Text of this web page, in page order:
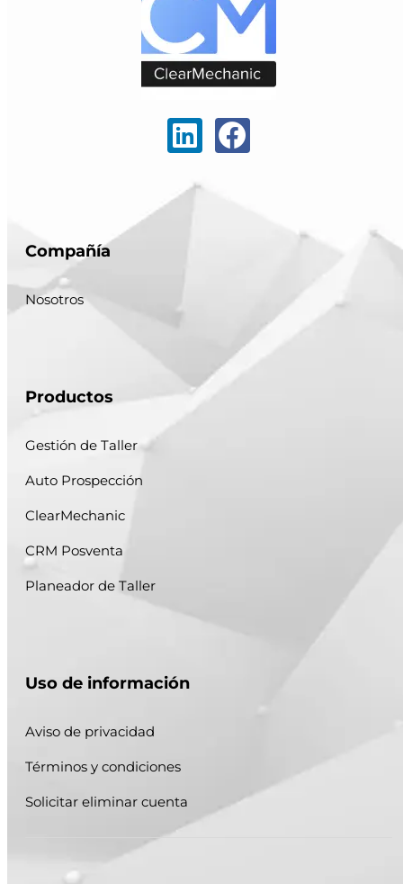
Compañía
Nosotros
Productos
Gestión de Taller
Auto Prospección
ClearMechanic
CRM Posventa
Planeador de Taller
Uso de información
Aviso de privacidad
Términos y condiciones
Solicitar eliminar cuenta